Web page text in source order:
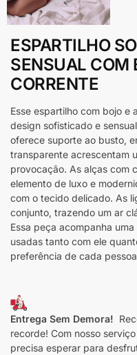
ESPARTILHO
SENSUAL COM
CORRENTE
Esse espartilho com bojo e
design sofisticado e
oferece suporte ao busto,
transparente acrescentam
provocação. As alças com
elemento de luxo e
com o tecido delicado. As
conjunto, trazendo um ar
Essa peça acompanha
usadas tanto com ele
preferência de cada
Entrega Sem Demora!
recorde! Com nosso
precisa esperar para